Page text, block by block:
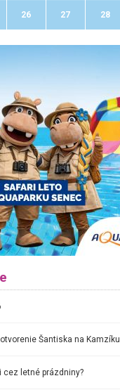
26 27 28
Šantiska na Kamzíku
cez letné prázdniny?